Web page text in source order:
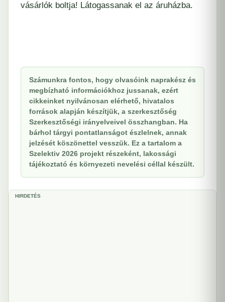
vásárlók boltja! Látogassanak el az áruházba.
Számunkra fontos, hogy olvasóink naprakész és
megbízható információkhoz jussanak, ezért
cikkeinket nyilvánosan elérhető, hivatalos
források alapján készítjük, a szerkesztőség
Szerkesztőségi irányelveivel összhangban. Ha
bárhol tárgyi pontatlanságot észlelnek, annak
jelzését köszönettel vesszük. Ez a tartalom a
Szelektiv 2026 projekt részeként, lakossági
tájékoztató és környezeti nevelési céllal készült.
HIRDETÉS